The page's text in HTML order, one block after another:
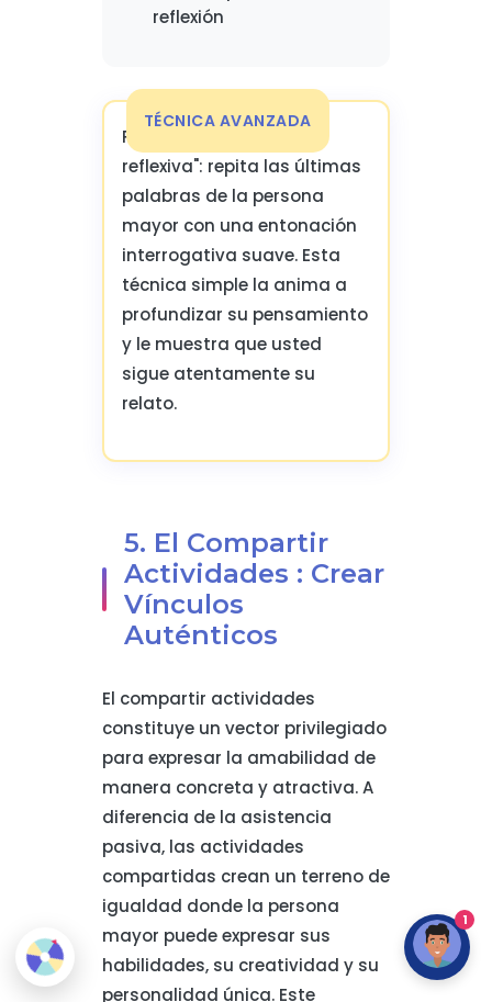
reflexión
TÉCNICA AVANZADA
Practique la "escucha
reflexiva": repita las últimas
palabras de la persona
mayor con una entonación
interrogativa suave. Esta
técnica simple la anima a
profundizar su pensamiento
y le muestra que usted
sigue atentamente su
relato.
5. El Compartir
Actividades : Crear
Vínculos
Auténticos
El compartir actividades
constituye un vector privilegiado
para expresar la amabilidad de
manera concreta y atractiva. A
diferencia de la asistencia
pasiva, las actividades
compartidas crean un terreno de
igualdad donde la persona
mayor puede expresar sus
habilidades, su creatividad y su
personalidad única. Este
1